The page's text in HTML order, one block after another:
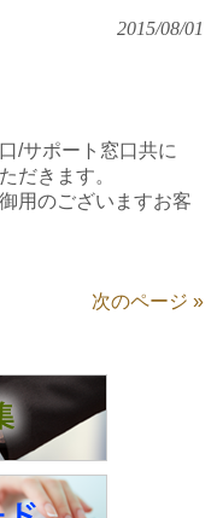
2015/08/01
/サポート窓口共に
だきます。
用のございますお客
次のページ »